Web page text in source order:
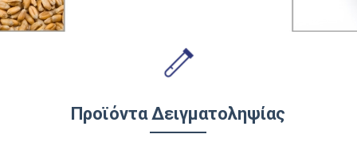
Προϊόντα Δειγματοληψίας